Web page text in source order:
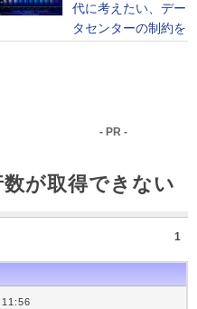
- PR -
が取得できない
1